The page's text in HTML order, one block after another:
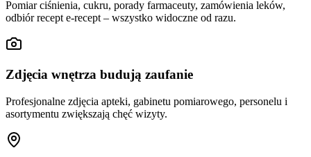
Pomiar ciśnienia, cukru, porady farmaceuty, zamówienia leków,
odbiór recept e-recept – wszystko widoczne od razu.
Zdjęcia wnętrza budują zaufanie
Profesjonalne zdjęcia apteki, gabinetu pomiarowego, personelu i
asortymentu zwiększają chęć wizyty.